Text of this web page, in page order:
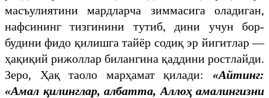
масъулиятини мардларча зиммасига оладиган,
нафсининг тизгинини тутиб, дини учун бор-
будини фидо қилишга тайёр содиқ эр йигитлар —
ҳақиқий рижоллар билангина қаддини ростлайди.
Зеро, Ҳақ таоло марҳамат қилади: «Айтинг:
«Амал қилинглар, албатта, Аллоҳ амалингизни